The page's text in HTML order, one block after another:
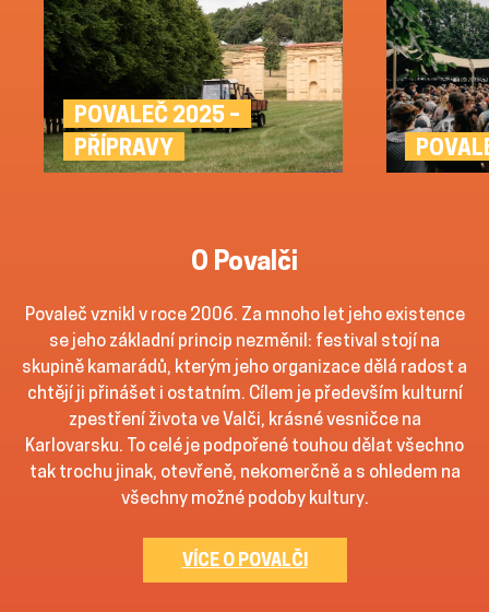
POVALEČ 2025 –
PŘÍPRAVY
O Povalči
Povaleč vznikl v roce 2006. Za mnoho let jeho existence
se jeho základní princip nezměnil: festival stojí na
skupině kamarádů, kterým jeho organizace dělá radost a
chtějí ji přinášet i ostatním. Cílem je především kulturní
zpestření života ve Valči, krásné vesničce na
Karlovarsku. To celé je podpořené touhou dělat všechno
tak trochu jinak, otevřeně, nekomerčně a s ohledem na
všechny možné podoby kultury.
VÍCE O POVALČI